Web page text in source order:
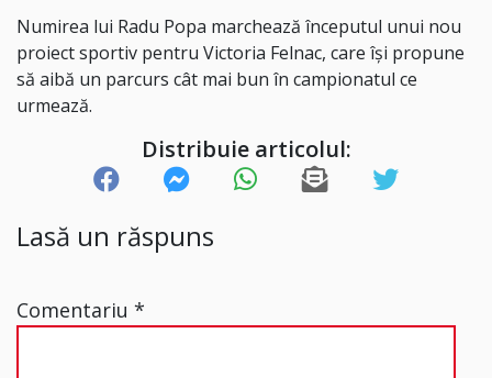
Numirea lui Radu Popa marchează începutul unui nou
proiect sportiv pentru Victoria Felnac, care își propune
să aibă un parcurs cât mai bun în campionatul ce
urmează.
Distribuie articolul:
Lasă un răspuns
Comentariu *